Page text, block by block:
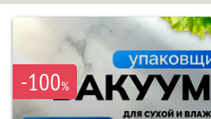
-100%